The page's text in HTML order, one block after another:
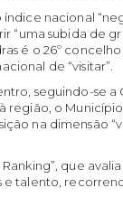
nacional
“uma subida de
é o 26º
de “visitar”.
seguindo-se
região, o
na dimensão
que
e talento,